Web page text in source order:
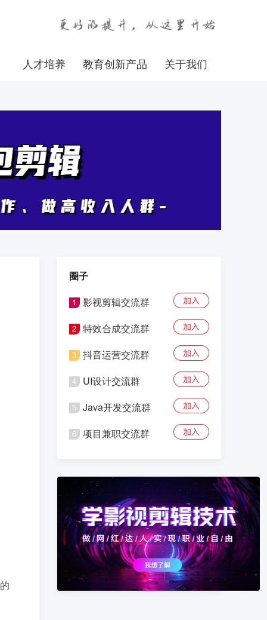
人才培养 教育创新产品 关于我们
圈子
影视剪辑交流群
特效合成交流群
抖音运营交流群
UI设计交流群
Java开发交流群
项目兼职交流群